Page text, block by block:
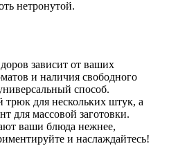
нетронутой.
зависит от ваших
и наличия свободного
способ.
для нескольких штук, а
для массовой заготовки.
ваши блюда нежнее,
и наслаждайтесь!